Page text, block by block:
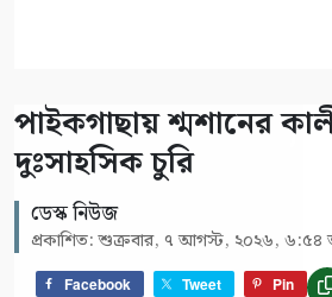
পাইকগাছায় শ্মশানের
দুঃসাহসিক চুরি
ডেস্ক নিউজ
প্রকাশিত: শুক্রবার, ৭ আগস্ট, ২০২৬, ৬:৫৪
Facebook Tweet Pin